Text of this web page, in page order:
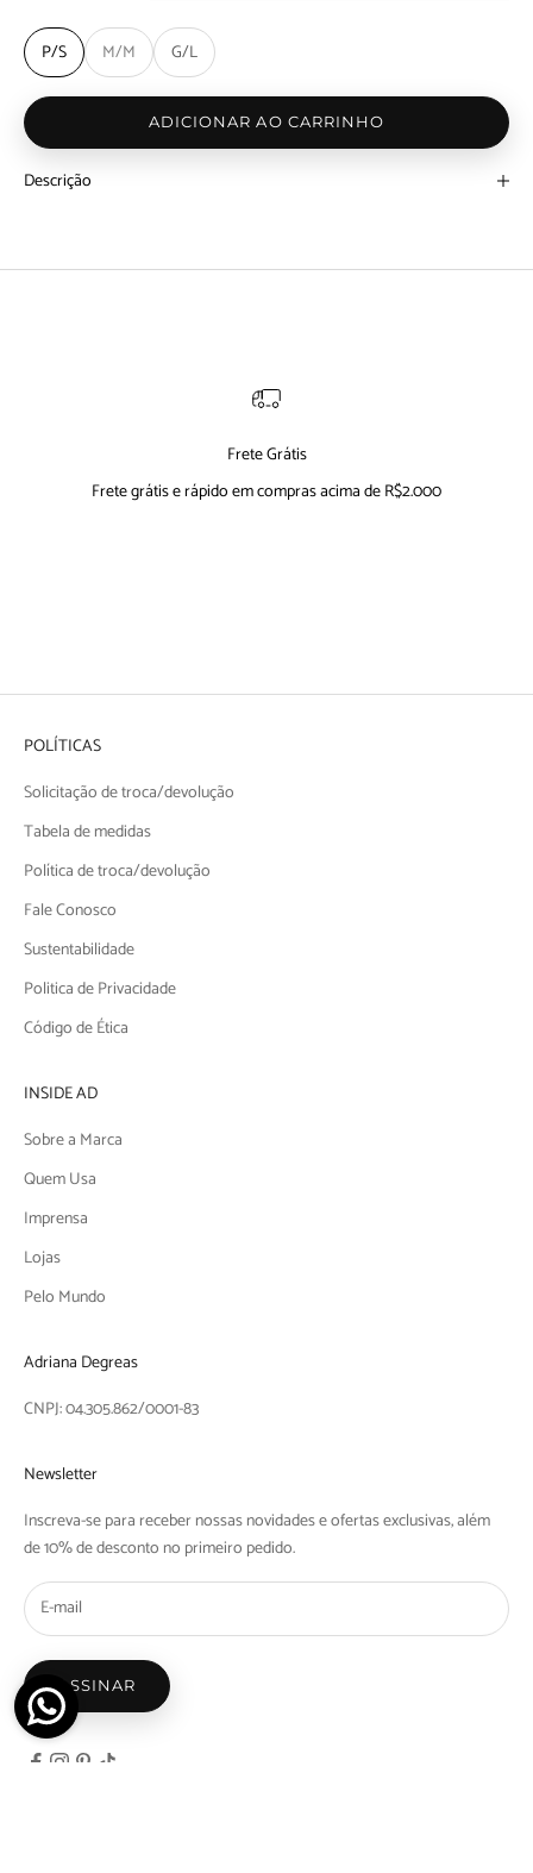
P/S M/M G/L
ADICIONAR AO CARRINHO
Descrição
Frete Grátis
Frete grátis e rápido em compras acima de R$2.000
POLÍTICAS
Solicitação de troca/devolução
Tabela de medidas
Política de troca/devolução
Fale Conosco
Sustentabilidade
Politica de Privacidade
Código de Ética
INSIDE AD
Sobre a Marca
Quem Usa
Imprensa
Lojas
Pelo Mundo
Adriana Degreas
CNPJ: 04.305.862/0001-83
Newsletter
Inscreva-se para receber nossas novidades e ofertas exclusivas, além
de 10% de desconto no primeiro pedido.
ASSINAR